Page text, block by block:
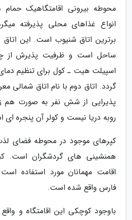
محوطه بیرونی اقامتگاهیک حمام
انواع غذاهای محلی پذیرفته
برترین اتاق شنیوب است. این اتاق
ساحل است و ظرفیت پذیرش از
اسپیلت هیت ـ کول برای تنظیم
گردد. اتاق دوم با نام اتاق شمالی
پذیرایی از شش نفر به صورت هم
روبه دریا نیست و کولر آن پنجره
کپرهای موجود در محوطه فضای
همنشینی های گردشگران است.
اقامت مهمانان مورد استفاده
فارس واقع شده است.
باوجود کوچکی این اقامتگاه و